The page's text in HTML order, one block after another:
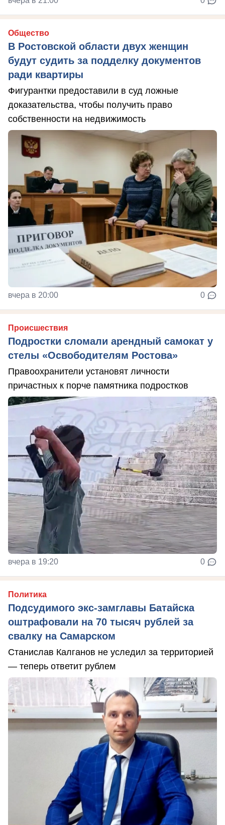
Общество
В Ростовской области двух женщин
будут судить за подделку документов
ради квартиры
Фигурантки предоставили в суд ложные
доказательства, чтобы получить право
собственности на недвижимость
вчера в 20:00 0
Происшествия
Подростки сломали арендный самокат у
стелы «Освободителям Ростова»
Правоохранители установят личности
причастных к порче памятника подростков
вчера в 19:20 0
Политика
Подсудимого экс-замглавы Батайска
оштрафовали на 70 тысяч рублей за
свалку на Самарском
Станислав Калганов не уследил за территорией
— теперь ответит рублем